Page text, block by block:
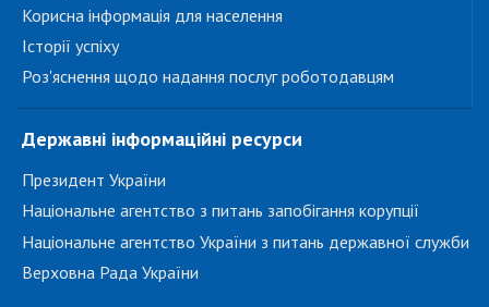
Корисна інформація для населення
Історії успіху
Роз'яснення щодо надання послуг роботодавцям
Державні інформаційні ресурси
Президент України
Національне агентство з питань запобігання корупції
Національне агентство України з питань державної служби
Верховна Рада України